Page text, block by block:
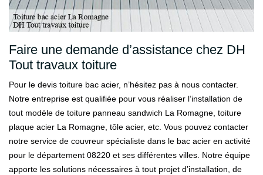
Faire une demande d’assistance chez DH
Tout travaux toiture
Pour le devis toiture bac acier, n’hésitez pas à nous contacter.
Notre entreprise est qualifiée pour vous réaliser l’installation de
tout modèle de toiture panneau sandwich La Romagne, toiture
plaque acier La Romagne, tôle acier, etc. Vous pouvez contacter
notre service de couvreur spécialiste dans le bac acier en activité
pour le département 08220 et ses différentes villes. Notre équipe
apporte les solutions nécessaires à tout projet d’installation, de